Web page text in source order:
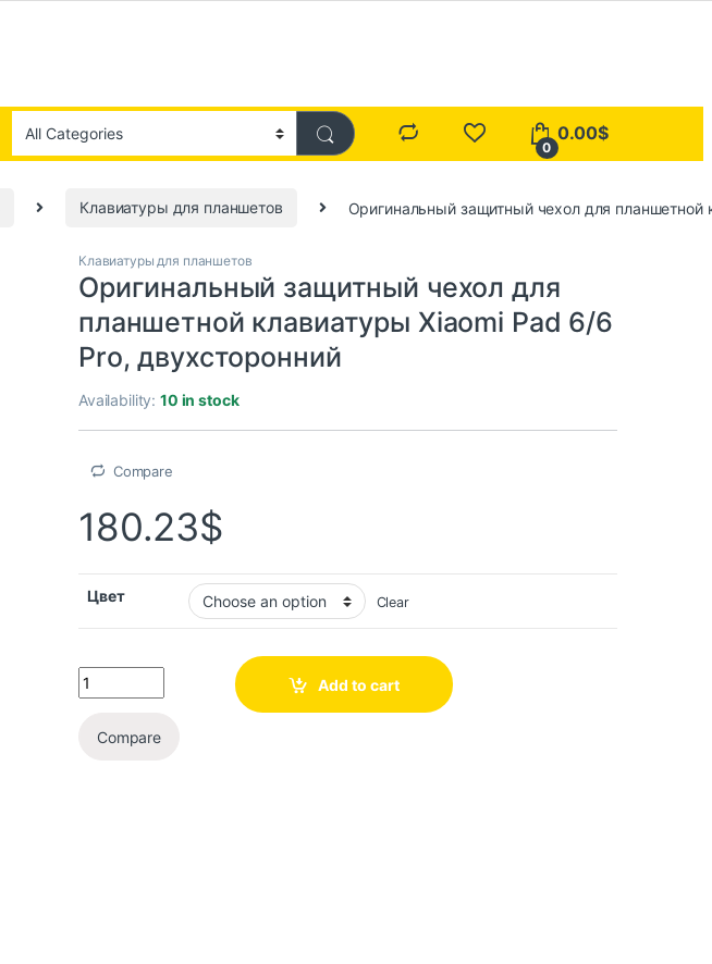
0
0.00$
Клавиатуры для планшетов Оригинальный защитный чехол для планшетной
Клавиатуры для планшетов
Оригинальный защитный чехол для
планшетной клавиатуры Xiaomi Pad 6/6
Pro, двухсторонний
Availability:10 in stock
Compare
180.23$
Цвет Clear
Add to cart
Compare